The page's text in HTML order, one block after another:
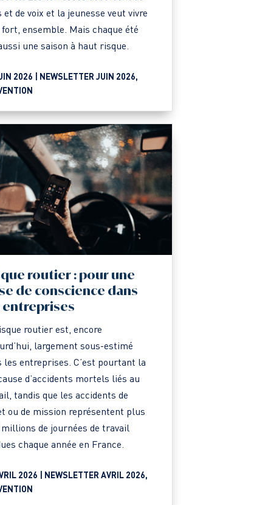
et de voix et la jeunesse veut vivre
fort, ensemble. Mais chaque été
une saison à haut risque.
2026 | NEWSLETTER JUIN 2026,
routier : pour une
de conscience dans
entreprises
routier est, encore
largement sous-estimé
les entreprises. C’est pourtant la
d’accidents mortels liés au
tandis que les accidents de
ou de mission représentent plus
millions de journées de travail
chaque année en France.
2026 | NEWSLETTER AVRIL 2026,